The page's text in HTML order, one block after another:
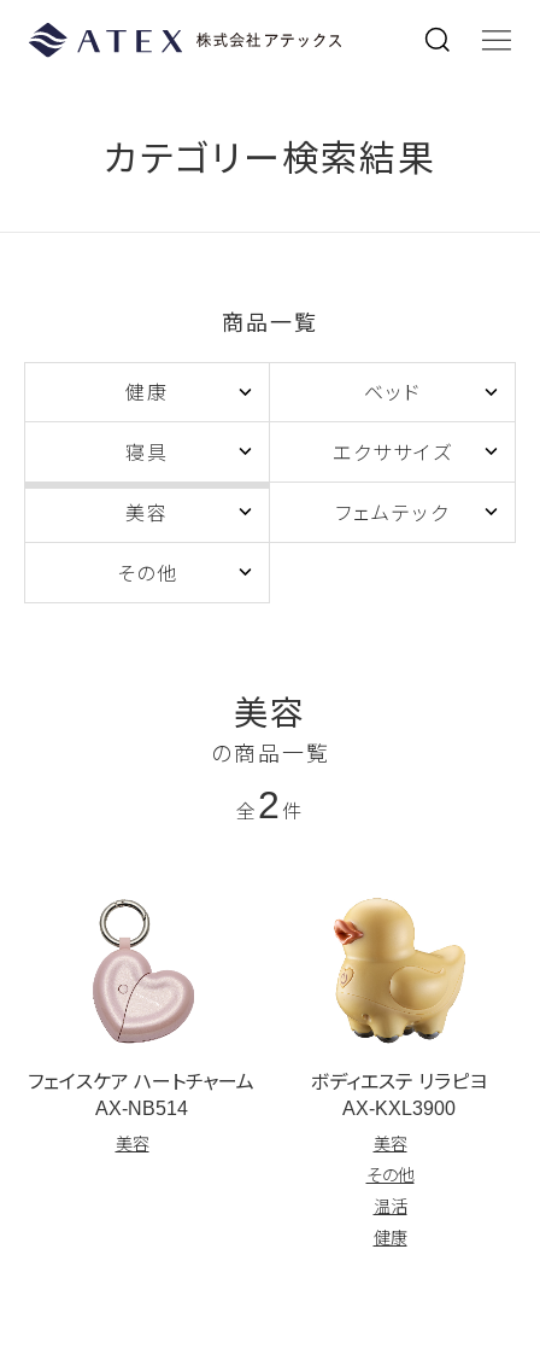
カテゴリー検索結果
商品一覧
健康 ベッド
寝具 エクササイズ
美容 フェムテック
その他
美容
の商品一覧
全2件
フェイスケア ハートチャーム
AX-NB514
美容
ボディエステ リラピヨ
AX-KXL3900
美容
その他
温活
健康